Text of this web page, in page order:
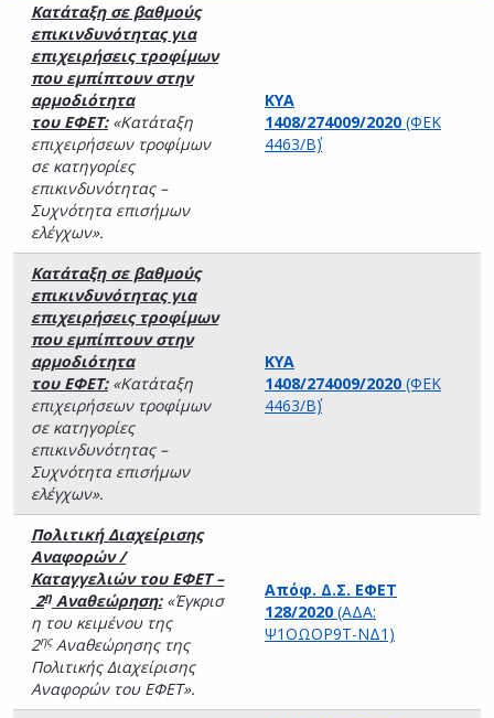
Κατάταξη σε βαθμούς
επικινδυνότητας για
επιχειρήσεις τροφίμων
που εμπίπτουν στην
αρμοδιότητα
του ΕΦΕΤ: «Κατάταξη
επιχειρήσεων τροφίμων
σε κατηγορίες
επικινδυνότητας –
Συχνότητα επισήμων
ελέγχων».
ΚΥΑ
1408/274009/2020 (ΦΕΚ
4463/Β΄)
Κατάταξη σε βαθμούς
επικινδυνότητας για
επιχειρήσεις τροφίμων
που εμπίπτουν στην
αρμοδιότητα
του ΕΦΕΤ: «Κατάταξη
επιχειρήσεων τροφίμων
σε κατηγορίες
επικινδυνότητας –
Συχνότητα επισήμων
ελέγχων».
ΚΥΑ
1408/274009/2020 (ΦΕΚ
4463/Β΄)
Πολιτική Διαχείρισης
Αναφορών /
Καταγγελιών του ΕΦΕΤ –
2ηΑναθεώρηση: «Έγκρισ
η του κειμένου της
2ηςΑναθεώρησης της
Πολιτικής Διαχείρισης
Αναφορών του ΕΦΕΤ».
Απόφ. Δ.Σ. ΕΦΕΤ
128/2020 (ΑΔΑ:
Ψ1ΟΩΟΡ9Τ-ΝΔ1)